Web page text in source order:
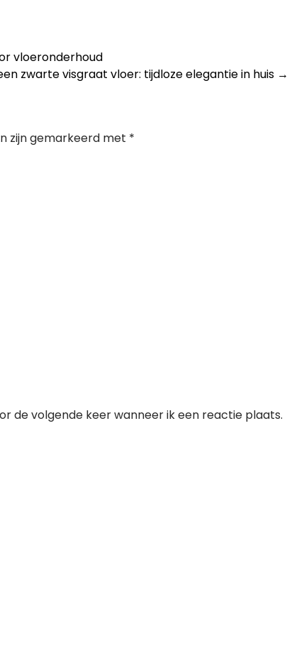
vloeronderhoud
zwarte visgraat vloer: tijdloze elegantie in huis →
zijn gemarkeerd met *
de volgende keer wanneer ik een reactie plaats.